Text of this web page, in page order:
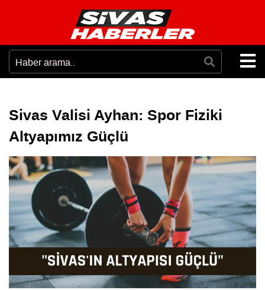
Sivas Valisi Ayhan: Spor Fiziki
Altyapımız Güçlü